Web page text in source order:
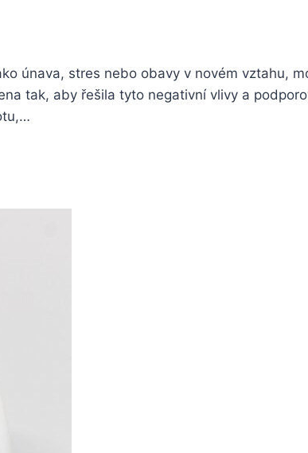
únava, stres nebo obavy v novém vztahu,
tak, aby řešila tyto negativní vlivy a